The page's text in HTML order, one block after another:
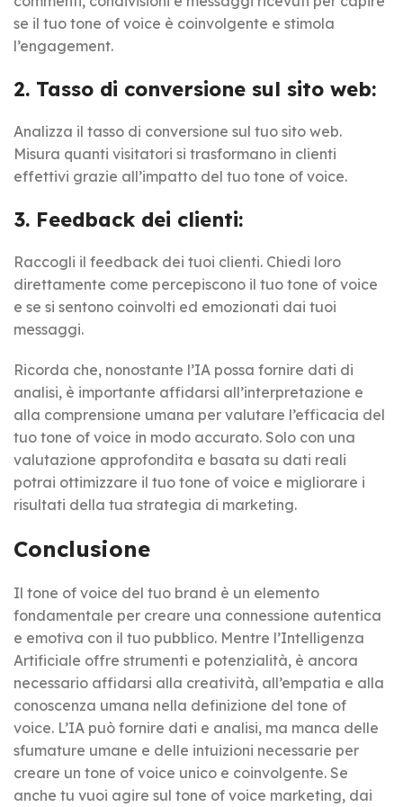
se il tuo tone of voice è coinvolgente e stimola
l’engagement.
2. Tasso di conversione sul sito web:
Analizza il tasso di conversione sul tuo sito web.
Misura quanti visitatori si trasformano in clienti
effettivi grazie all’impatto del tuo tone of voice.
3. Feedback dei clienti:
Raccogli il feedback dei tuoi clienti. Chiedi loro
direttamente come percepiscono il tuo tone of voice
e se si sentono coinvolti ed emozionati dai tuoi
messaggi.
Ricorda che, nonostante l’IA possa fornire dati di
analisi, è importante affidarsi all’interpretazione e
alla comprensione umana per valutare l’efficacia del
tuo tone of voice in modo accurato. Solo con una
valutazione approfondita e basata su dati reali
potrai ottimizzare il tuo tone of voice e migliorare i
risultati della tua strategia di marketing.
Conclusione
Il tone of voice del tuo brand è un elemento
fondamentale per creare una connessione autentica
e emotiva con il tuo pubblico. Mentre l’Intelligenza
Artificiale offre strumenti e potenzialità, è ancora
necessario affidarsi alla creatività, all’empatia e alla
conoscenza umana nella definizione del tone of
voice. L’IA può fornire dati e analisi, ma manca delle
sfumature umane e delle intuizioni necessarie per
creare un tone of voice unico e coinvolgente. Se
anche tu vuoi agire sul tone of voice marketing, dai